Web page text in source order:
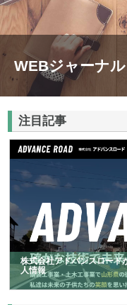
WEBジャーナル
注目記事
株式会社アドバンスロード
人情報